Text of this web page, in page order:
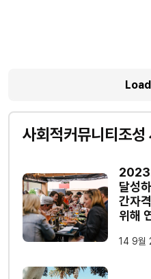
사회적커뮤니티조성
달성
간자
위해
14 9월